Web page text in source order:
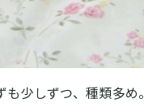
少しずつ、種類多め。